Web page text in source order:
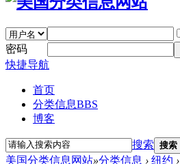
密码
快捷导航
首页
分类信息BBS
博客
搜索 搜索
美国分类信息网站»分类信息 › 纽约 ›